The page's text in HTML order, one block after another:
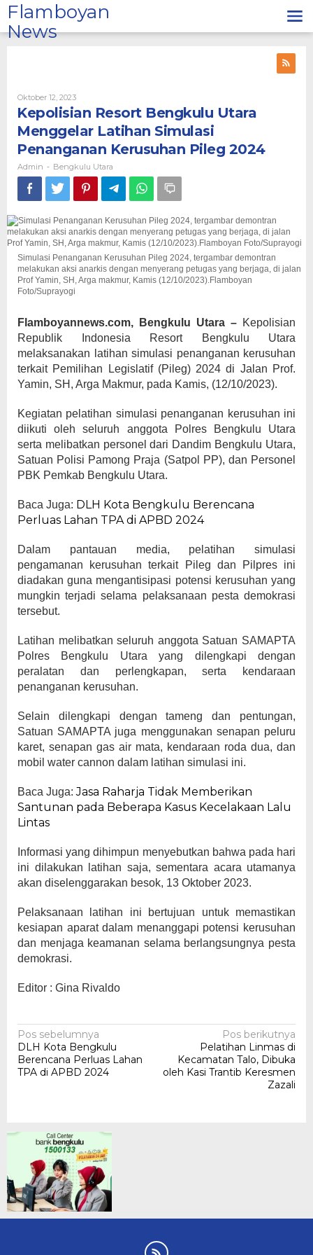
Lewati
ke
konten
Flamboyan
News
Oktober 12, 2023Oleh
Admin
Kepolisian Resort Bengkulu Utara
Menggelar Latihan Simulasi
Penanganan Kerusuhan Pileg 2024
Admin - Bengkulu Utara
Simulasi Penanganan Kerusuhan Pileg 2024, tergambar demontran
melakukan aksi anarkis dengan menyerang petugas yang berjaga, di jalan
Prof Yamin, SH, Arga makmur, Kamis (12/10/2023).Flamboyan
Foto/Suprayogi
Flamboyannews.com, Bengkulu Utara – Kepolisian
Republik Indonesia Resort Bengkulu Utara
melaksanakan latihan simulasi penanganan kerusuhan
terkait Pemilihan Legislatif (Pileg) 2024 di Jalan Prof.
Yamin, SH, Arga Makmur, pada Kamis, (12/10/2023).
Kegiatan pelatihan simulasi penanganan kerusuhan ini
diikuti oleh seluruh anggota Polres Bengkulu Utara
serta melibatkan personel dari Dandim Bengkulu Utara,
Satuan Polisi Pamong Praja (Satpol PP), dan Personel
PBK Pemkab Bengkulu Utara.
Baca Juga: DLH Kota Bengkulu Berencana
Perluas Lahan TPA di APBD 2024
Dalam pantauan media, pelatihan simulasi
pengamanan kerusuhan terkait Pileg dan Pilpres ini
diadakan guna mengantisipasi potensi kerusuhan yang
mungkin terjadi selama pelaksanaan pesta demokrasi
tersebut.
Latihan melibatkan seluruh anggota Satuan SAMAPTA
Polres Bengkulu Utara yang dilengkapi dengan
peralatan dan perlengkapan, serta kendaraan
penanganan kerusuhan.
Selain dilengkapi dengan tameng dan pentungan,
Satuan SAMAPTA juga menggunakan senapan peluru
karet, senapan gas air mata, kendaraan roda dua, dan
mobil water cannon dalam latihan simulasi ini.
Baca Juga:Jasa Raharja Tidak Memberikan
Santunan pada Beberapa Kasus Kecelakaan Lalu
Lintas
Informasi yang dihimpun menyebutkan bahwa pada hari
ini dilakukan latihan saja, sementara acara utamanya
akan diselenggarakan besok, 13 Oktober 2023.
Pelaksanaan latihan ini bertujuan untuk memastikan
kesiapan aparat dalam menanggapi potensi kerusuhan
dan menjaga keamanan selama berlangsungnya pesta
demokrasi.
Editor : Gina Rivaldo
Navigasi
pos
Pos sebelumnya
DLH Kota Bengkulu
Berencana Perluas Lahan
TPA di APBD 2024
Pos berikutnya
Pelatihan Linmas di
Kecamatan Talo, Dibuka
oleh Kasi Trantib Keresmen
Zazali